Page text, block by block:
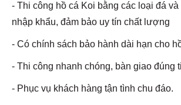
- Thi công hồ cá Koi bằng các loại đá
nhập khẩu, đảm bảo uy tín chất lượng
- Có chính sách bảo hành dài hạn cho
- Thi công nhanh chóng, bàn giao đúng
- Phục vụ khách hàng tận tình chu đáo.